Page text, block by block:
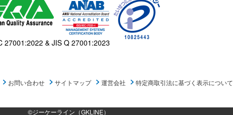
27001:2022 & JIS Q 27001:2023
お問い合わせ サイトマップ 運営会社 特定商取引法に基づく表示について
©ジーケーライン（GKLINE）